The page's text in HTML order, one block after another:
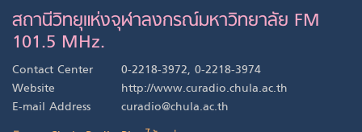
สถานีวิทยุแห่งจุฬาลงกรณ์มหาวิทยาลัย FM
101.5 MHz.
Contact Center
0-2218-3972, 0-2218-3974
Website
http://www.curadio.chula.ac.th
E-mail Address
curadio@chula.ac.th